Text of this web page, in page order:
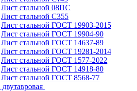
Лист стальной 08ПС
Лист стальной С355
Лист стальной ГОСТ 19903-2015
Лист стальной ГОСТ 19904-90
Лист стальной ГОСТ 14637-89
Лист стальной ГОСТ 19281-2014
Лист стальной ГОСТ 1577-2022
Лист стальной ГОСТ 14918-80
Лист стальной ГОСТ 8568-77
двутавровая